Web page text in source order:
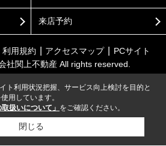
来店予約
利用規約 アクセスマップ
PCサイト
社関上不動産 All rights reserved.
ト利用状況把握、サービス向上検討を目的と
用しています。
取扱いについて」 をご確認ください。
閉じる